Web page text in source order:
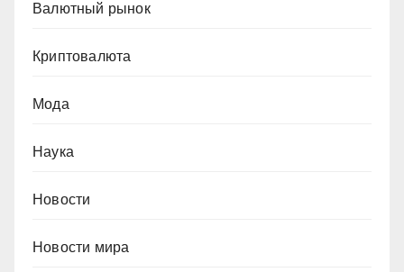
Валютный рынок
Криптовалюта
Мода
Наука
Новости
Новости мира